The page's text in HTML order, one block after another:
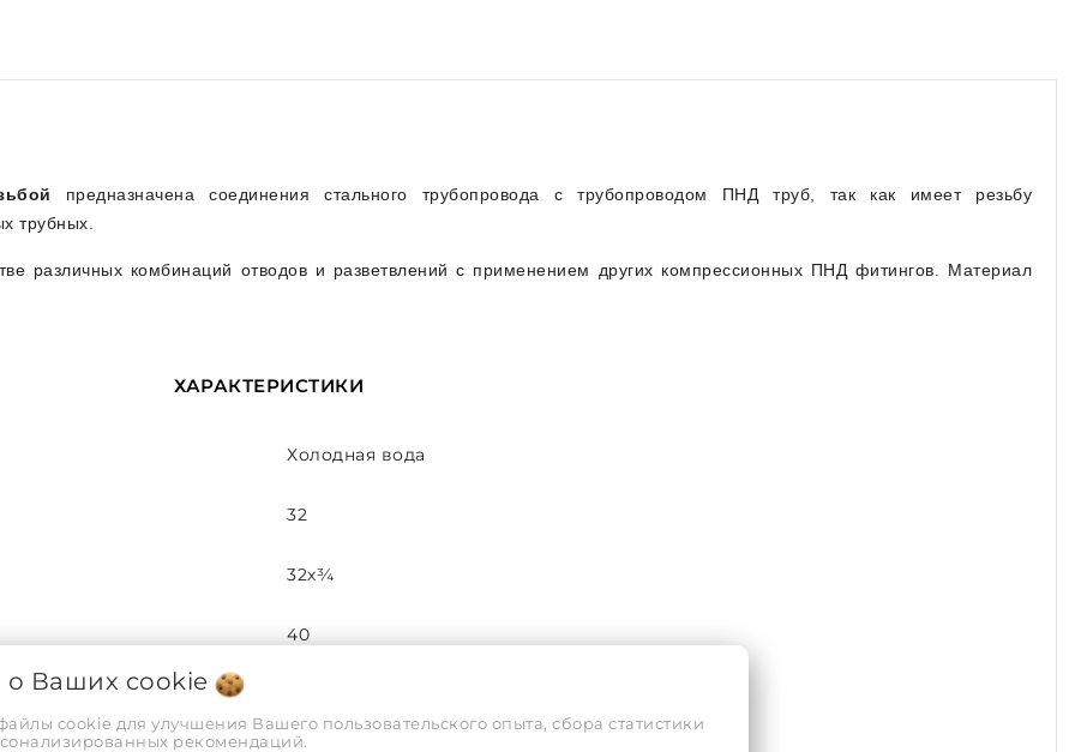
предназначена соединения стального трубопровода с трубопроводом ПНД труб, так как имеет резьбу
трубных.
различных комбинаций отводов и разветвлений с применением других компрессионных ПНД фитингов. Материал
ХАРАКТЕРИСТИКИ
Холодная вода
32
32х¾
40
о Ваших cookie
cookie для улучшения Вашего пользовательского опыта, сбора статистики
рекомендаций.